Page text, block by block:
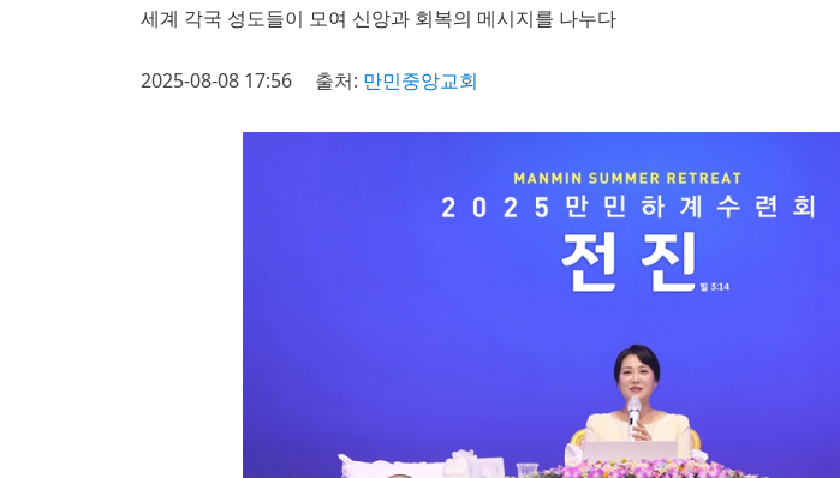
세계 각국 성도들이 모여 신앙과 회복의 메시지를 나누다
2025-08-08 17:56 출처: 만민중앙교회